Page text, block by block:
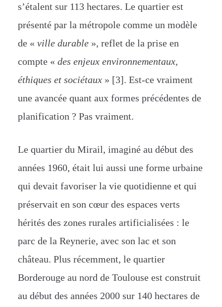
s’étalent sur 113 hectares. Le quartier est
présenté par la métropole comme un modèle
de « ville durable », reflet de la prise en
compte « des enjeux environnementaux,
éthiques et sociétaux » [3]. Est-ce vraiment
une avancée quant aux formes précédentes de
planification ? Pas vraiment.
Le quartier du Mirail, imaginé au début des
années 1960, était lui aussi une forme urbaine
qui devait favoriser la vie quotidienne et qui
préservait en son cœur des espaces verts
hérités des zones rurales artificialisées : le
parc de la Reynerie, avec son lac et son
château. Plus récemment, le quartier
Borderouge au nord de Toulouse est construit
au début des années 2000 sur 140 hectares de